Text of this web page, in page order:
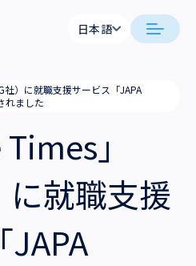
日本語
社）に就職支援サービス「JAPA
れました
」
に就職支援